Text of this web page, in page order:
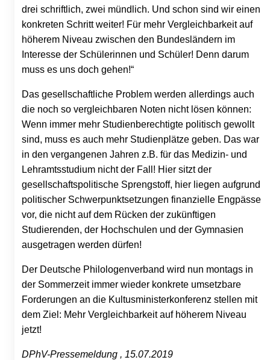
drei schriftlich, zwei mündlich. Und schon sind wir einen
konkreten Schritt weiter! Für mehr Vergleichbarkeit auf
höherem Niveau zwischen den Bundesländern im
Interesse der Schülerinnen und Schüler! Denn darum
muss es uns doch gehen!“
Das gesellschaftliche Problem werden allerdings auch
die noch so vergleichbaren Noten nicht lösen können:
Wenn immer mehr Studienberechtigte politisch gewollt
sind, muss es auch mehr Studienplätze geben. Das war
in den vergangenen Jahren z.B. für das Medizin- und
Lehramtsstudium nicht der Fall! Hier sitzt der
gesellschaftspolitische Sprengstoff, hier liegen aufgrund
politischer Schwerpunktsetzungen finanzielle Engpässe
vor, die nicht auf dem Rücken der zukünftigen
Studierenden, der Hochschulen und der Gymnasien
ausgetragen werden dürfen!
Der Deutsche Philologenverband wird nun montags in
der Sommerzeit immer wieder konkrete umsetzbare
Forderungen an die Kultusministerkonferenz stellen mit
dem Ziel: Mehr Vergleichbarkeit auf höherem Niveau
jetzt!
DPhV-Pressemeldung , 15.07.2019